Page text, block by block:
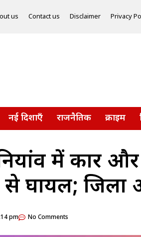
us Contact us Disclaimer Privacy
नई दिशाएँ राजनैतिक क्राइम
में कार
घायल; जिला
pm No Comments